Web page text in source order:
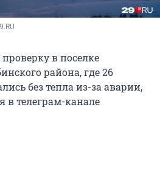
в поселке
района, где 26
без тепла из-за аварии,
в телеграм-канале